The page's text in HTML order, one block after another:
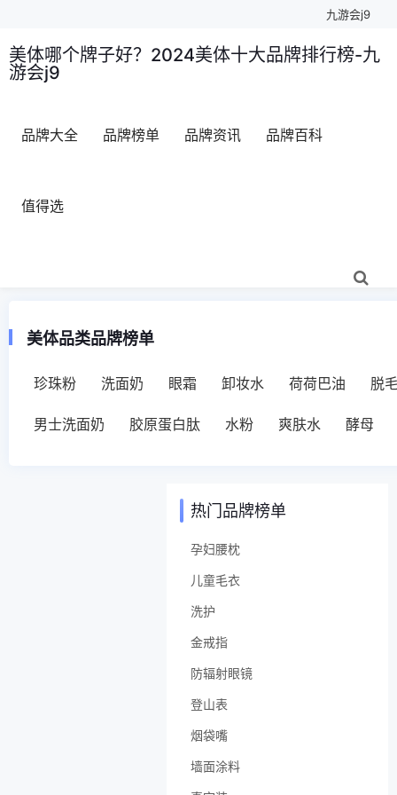
九游会j9
美体哪个牌子好？2024美体十大品牌排行榜-九
游会j9
品牌大全 品牌榜单 品牌资讯 品牌百科
值得选
美体品类品牌榜单
珍珠粉 洗面奶 眼霜 卸妆水 荷荷巴油 脱
男士洗面奶 胶原蛋白肽 水粉 爽肤水 酵母
热门品牌榜单
孕妇腰枕
儿童毛衣
洗护
金戒指
防辐射眼镜
登山表
烟袋嘴
墙面涂料